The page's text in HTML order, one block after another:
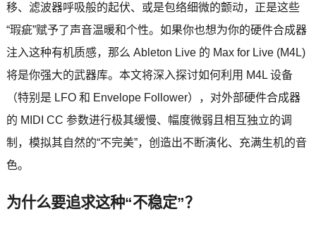
移、滤波器呼吸般的起伏、或是包络细微的颤动，正是这些
“瑕疵”赋予了声音温暖和个性。如果你也想为你的硬件合成器
注入这种有机质感，那么 Ableton Live 的 Max for Live (M4L)
将是你强大的武器库。本文将深入探讨如何利用 M4L 设备
（特别是 LFO 和 Envelope Follower），对外部硬件合成器
的 MIDI CC 参数进行极其缓慢、幅度微弱且相互独立的调
制，模拟其自然的“不完美”，创造出不断演化、充满生机的音
色。
为什么要追求这种“不稳定”？